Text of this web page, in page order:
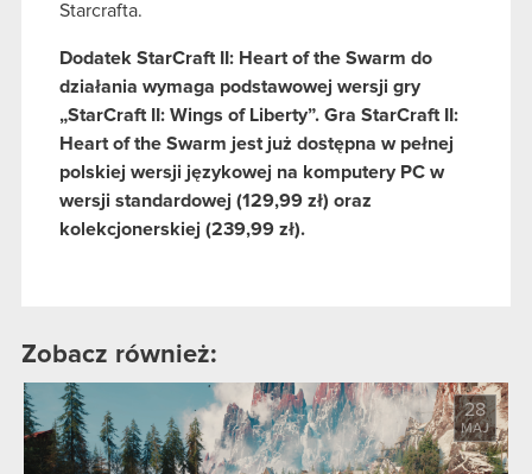
Starcrafta.
Dodatek StarCraft II: Heart of the Swarm do
działania wymaga podstawowej wersji gry
„StarCraft II: Wings of Liberty”. Gra StarCraft II:
Heart of the Swarm jest już dostępna w pełnej
polskiej wersji językowej na komputery PC w
wersji standardowej (129,99 zł) oraz
kolekcjonerskiej (239,99 zł).
Zobacz również:
28
MAJ